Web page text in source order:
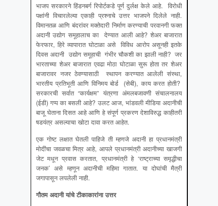
भाजप सरकारने हिंडनबर्ग रिपोर्टकडे पूर्ण दुर्लक्ष केले आहे. विरोधी
पक्षांनी विचारलेल्या एकाही प्रश्नाचे उत्तर भाजपने दिलेले नाही.
विमानतळ आणि बंदरांवर मक्तेदारी निर्माण करण्याची परवानगी फक्त
अदानी उद्योग समूहालाच का देण्यात आली आहे? शेअर बाजारात
फेरफार, हिरे व्यापारात घोटाळा असे विविध आरोप असूनही इतके
दिवस अदानी उद्योग समूहाची गंभीर चौकशी का झाली नाही? जर
भारताच्या शेअर बाजारात एवढा मोठा घोटाळा सुरू होता तर शेअर
बाजारावर नजर ठेवण्यासाठी स्थापन करण्यात आलेली संस्था,
भारतीय प्रतिभूती आणि विनिमय बोर्ड (सेबी), काय करत होती?
सरकारची सर्वात “कार्यक्षम” यंत्रणा अंमलबजावणी संचालनालय
(ईडी) गप्प का बसली आहे? उलट आज, भांडवली मीडिया अदानीची
बाजू घेताना दिसत आहे आणि हे संपूर्ण प्रकरण देशाविरुद्ध काहीतरी
षडयंत्र असल्याचा खोटा दावा करत आहेत.
एक गोष्ट लक्षात घेतली पाहिजे ती म्हणजे अदानी हा प्रधानमंत्री
मोदींचा जवळचा मित्र आहे, आपले प्रधानमंत्री अदानीच्या खाजगी
जेट मधून प्रवास करतात, प्रधानमंत्री हे ‘राष्ट्राच्या समृद्धीचा
जनक’ असे म्हणून अदानीची महिमा गातात. या दोघांची मैत्री
जगापासून लपलेली नाही.
गौतम अदानी यांचे टीकाकारांना उत्तर